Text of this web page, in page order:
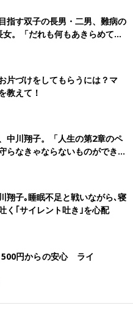
指す双子の長男・二男、難病の
。「だれも何もあきらめてほ
片づけをしてもらうには？マ
教えて！
中川翔子。「人生の第2章のペ
らなきゃならないものができ
翔子｡睡眠不足と戦いながら､寝
く｢サイレント吐き｣を心配
円からの安心 ライ